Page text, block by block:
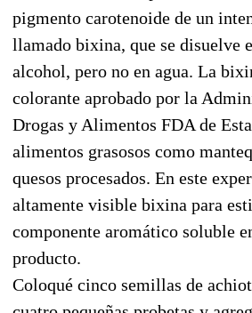
pigmento carotenoide de un
llamado bixina, que se disuelve
alcohol, pero no en agua. La
colorante aprobado por la
Drogas y Alimentos FDA de
alimentos grasosos como
quesos procesados. En este
altamente visible bixina para
componente aromático soluble
producto.
Coloqué cinco semillas de